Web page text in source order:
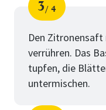
Schritt
3
von
4
Den
verrühren. Das
tupfen, die
untermischen.